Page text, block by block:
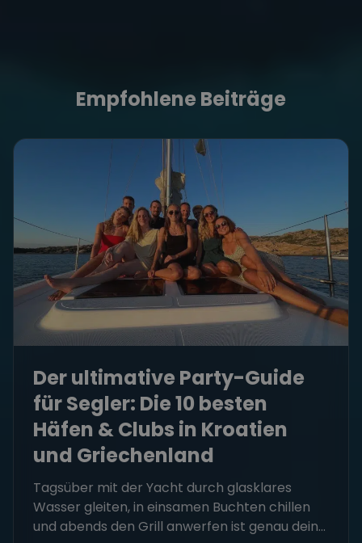
Empfohlene Beiträge
Der ultimative Party-Guide
für Segler: Die 10 besten
Häfen & Clubs in Kroatien
und Griechenland
Tagsüber mit der Yacht durch glasklares
Wasser gleiten, in einsamen Buchten chillen
und abends den Grill anwerfen ist genau dein...